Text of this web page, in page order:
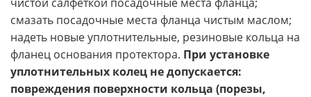
смазать посадочные места фланца чистым маслом;
надеть новые уплотнительные, резиновые кольца на
фланец основания протектора. При установке
уплотнительных колец не допускается:
повреждения поверхности кольца (порезы,